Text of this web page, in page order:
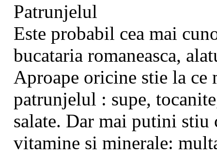
Patrunjelul
Este probabil cea mai
bucataria romaneasca,
Aproape oricine stie la ce
patrunjelul : supe,
salate. Dar mai putini stiu
vitamine si minerale: